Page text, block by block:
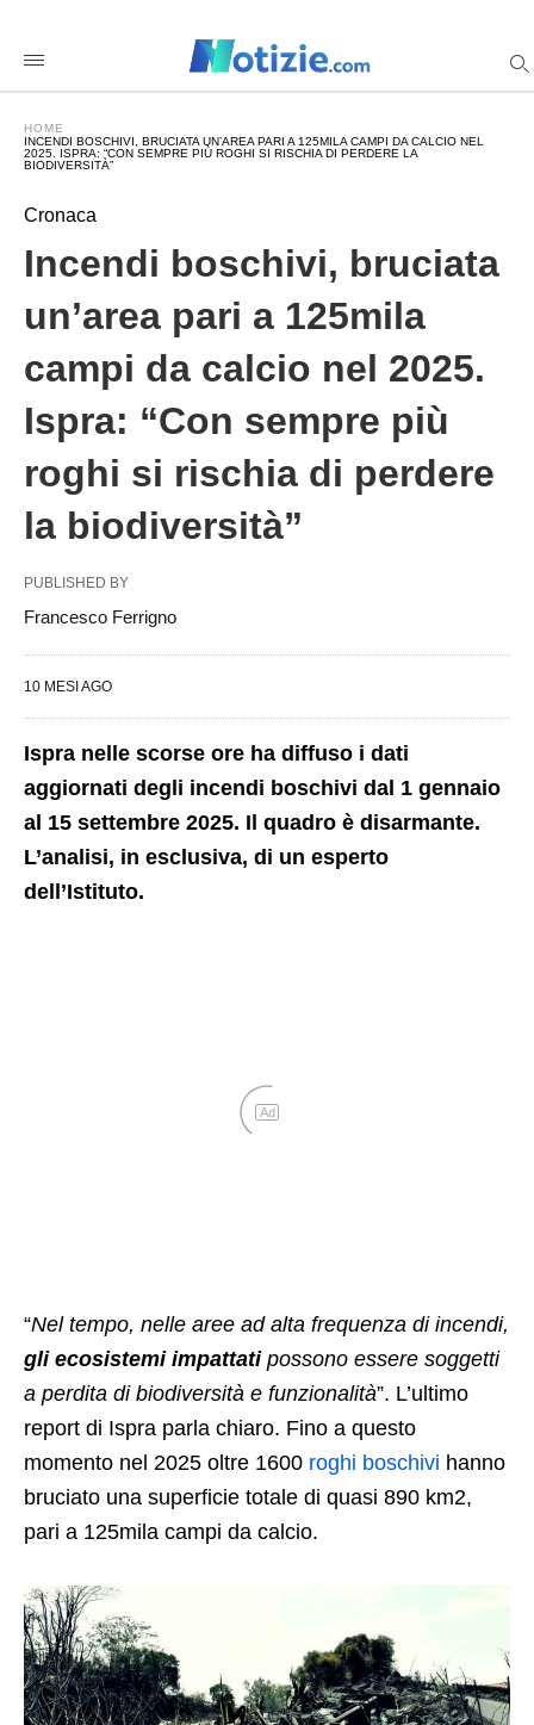
/2025/10/11/incendi-
bruciata-
pari-
125mila-
da-
nel-
2025-
con-
sempre-
roghi-
rischia-
perdere-
biodiversita/amp/
HOME
INCENDI BOSCHIVI, BRUCIATA UN’AREA PARI A 125MILA CAMPI DA CALCIO NEL
2025. ISPRA: “CON SEMPRE PIÙ ROGHI SI RISCHIA DI PERDERE LA
BIODIVERSITÀ”
Cronaca
Incendi boschivi, bruciata
un’area pari a 125mila
campi da calcio nel 2025.
Ispra: “Con sempre più
roghi si rischia di perdere
la biodiversità”
PUBLISHED BY
Francesco Ferrigno
10 MESI AGO
Ispra nelle scorse ore ha diffuso i dati
aggiornati degli incendi boschivi dal 1 gennaio
al 15 settembre 2025. Il quadro è disarmante.
L’analisi, in esclusiva, di un esperto
dell’Istituto.
Ad
“Nel tempo, nelle aree ad alta frequenza di incendi,
gli ecosistemi impattatipossono essere soggetti
a perdita di biodiversità e funzionalità”. L’ultimo
report di Ispra parla chiaro. Fino a questo
momento nel 2025 oltre 1600 roghi boschivi hanno
bruciato una superficie totale di quasi 890 km2,
pari a 125mila campi da calcio.